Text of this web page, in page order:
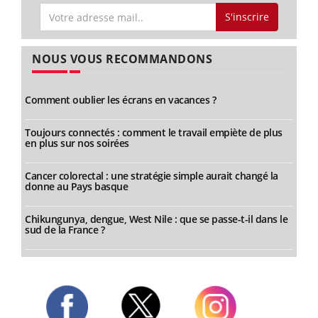
S'inscrire
NOUS VOUS RECOMMANDONS
Comment oublier les écrans en vacances ?
Toujours connectés : comment le travail empiète de plus
en plus sur nos soirées
Cancer colorectal : une stratégie simple aurait changé la
donne au Pays basque
Chikungunya, dengue, West Nile : que se passe-t-il dans le
sud de la France ?